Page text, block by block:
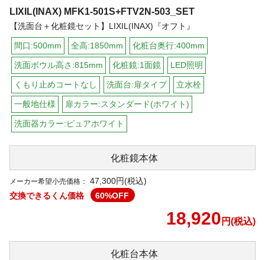
LIXIL(INAX) MFK1-501S+FTV2N-503_SET
【洗面台＋化粧鏡セット】LIXIL(INAX)『オフト』
間口:500mm 全高:1850mm 化粧台奥行:400mm
洗面ボウル高さ:815mm 化粧鏡:1面鏡 LED照明
くもり止めコートなし 洗面台:扉タイプ 立水栓
一般地仕様 扉カラー:スタンダード(ホワイト)
洗面器カラー:ピュアホワイト
化粧鏡本体
メーカー希望小売価格：
47,300円(税込)
交換できるくん価格
60%OFF
18,920 円(税込)
化粧台本体